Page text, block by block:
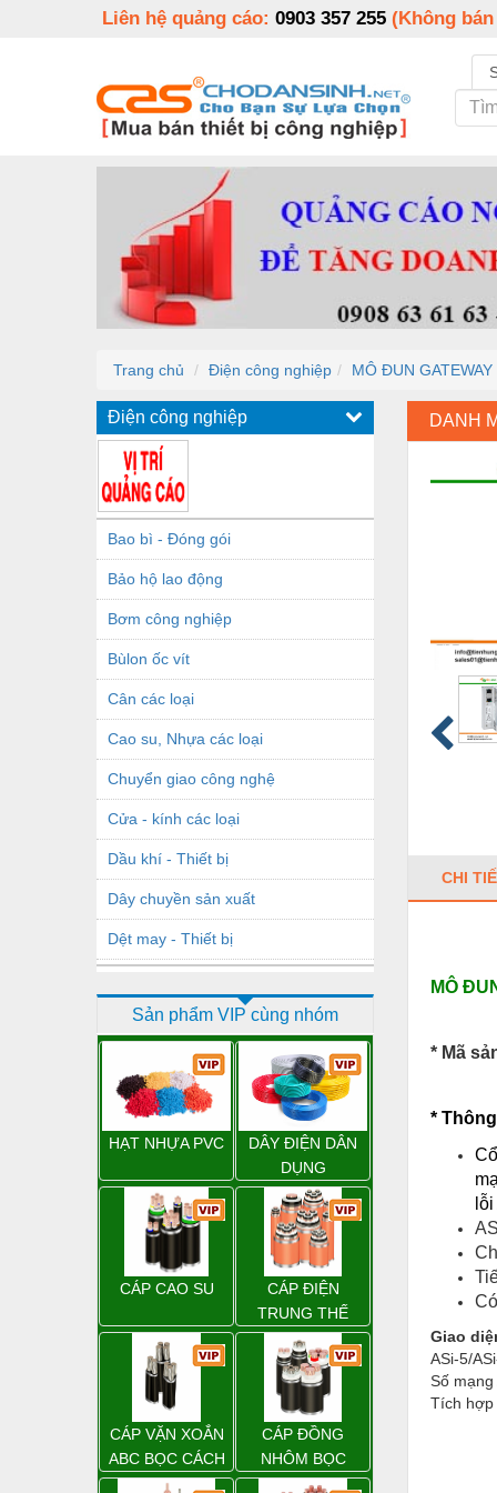
Liên hệ quảng cáo: 0903 357 255 (Không
Trang chủ Điện công nghiệp MÔ ĐUN
Điện công nghiệp
Bao bì - Đóng gói
Bảo hộ lao động
Bơm công nghiệp
Bùlon ốc vít
Cân các loại
Cao su, Nhựa các loại
Chuyển giao công nghệ
Cửa - kính các loại
Dầu khí - Thiết bị
Dây chuyền sản xuất
Dệt may - Thiết bị
Dịch vụ - Thi công
Điện công nghiệp
Điện gia dụng
Điện Lạnh
Đóng tàu Thiết bị
Đúc chính xác Thiết bị
Dụng cụ cầm tay
Dụng cụ cắt gọt
Dụng cụ điện
Dụng cụ đo
Gỗ - Trang thiết bị
Hàn cắt - Thiết bị
Sản phẩm VIP cùng nhóm
HẠT NHỰA PVC
DÂY ĐIỆN DÂN
DỤNG
CÁP CAO SU
CÁP ĐIỆN
TRUNG THẾ
CÁP VẶN XOẮN
ABC BỌC CÁCH
ĐIỆN XLPE
CÁP ĐỒNG
NHÔM BỌC
DANH
CHI
MÔ
* Mã
*
Giao
ASi-5/
Số mạng
Tích hợp